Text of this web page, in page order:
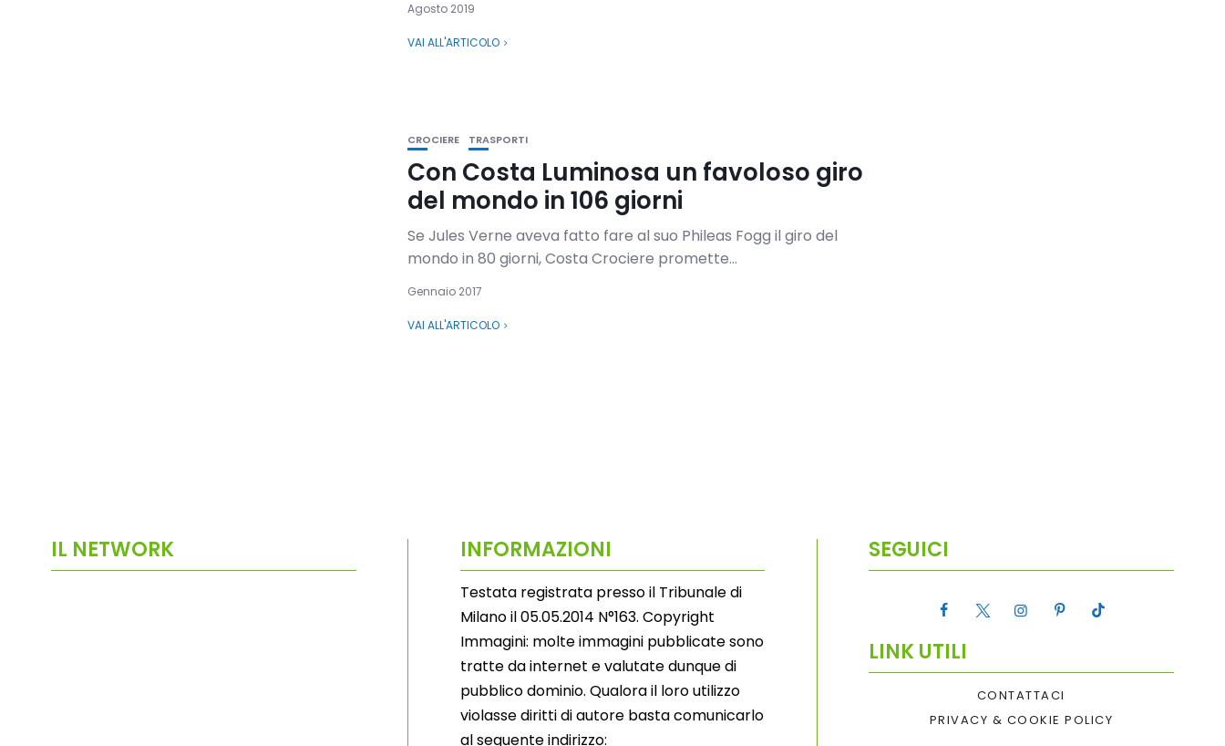
Agosto 2019
VAI ALL'ARTICOLO
CROCIERE TRASPORTI
Con Costa Luminosa un favoloso giro
del mondo in 106 giorni
Se Jules Verne aveva fatto fare al suo Phileas Fogg il giro del
mondo in 80 giorni, Costa Crociere promette...
Gennaio 2017
VAI ALL'ARTICOLO
IL NETWORK INFORMAZIONI
Testata registrata presso il Tribunale di
Milano il 05.05.2014 N°163. Copyright
Immagini: molte immagini pubblicate sono
tratte da internet e valutate dunque di
pubblico dominio. Qualora il loro utilizzo
violasse diritti di autore basta comunicarlo
al seguente indirizzo:
SEGUICI
LINK UTILI
CONTATTACI
PRIVACY & COOKIE POLICY